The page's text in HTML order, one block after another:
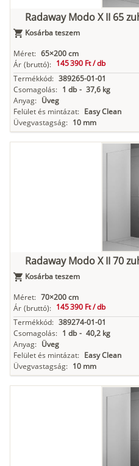
Radaway Modo X II 65
Kosárba teszem
Méret: 65×200 cm
Ár (bruttó): 145 390 Ft /db
Termékkód: 389265-01-01
Csomagolás: 1 db - 37,6 kg
Anyag: Üveg
Felület és mintázat: Easy Clean
Üvegvastagság: 10 mm
Radaway Modo X II 70
Kosárba teszem
Méret: 70×200 cm
Ár (bruttó): 145 390 Ft /db
Termékkód: 389274-01-01
Csomagolás: 1 db - 40,2 kg
Anyag: Üveg
Felület és mintázat: Easy Clean
Üvegvastagság: 10 mm